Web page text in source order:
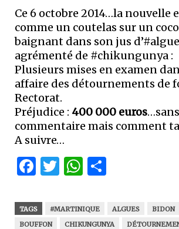
Ce 6 octobre 2014…la nouvelle
comme un coutelas sur un
baignant dans son jus
agrémenté de #chikungunya :
Plusieurs mises en examen
affaire des détournements de
Rectorat.
Préjudice : 400 000 euros…sans
commentaire mais comment
A suivre…
Facebook
Twitter
WhatsApp
TAGS #MARTINIQUE ALGUES BIDON
BOUFFON
CHIKUNGUNYA